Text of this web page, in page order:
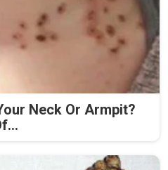
Neck Or Armpit?